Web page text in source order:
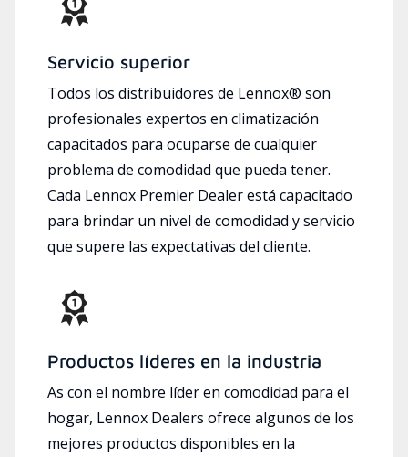
Servicio superior
Todos los distribuidores de Lennox® son
profesionales expertos en climatización
capacitados para ocuparse de cualquier
problema de comodidad que pueda tener.
Cada Lennox Premier Dealer está capacitado
para brindar un nivel de comodidad y servicio
que supere las expectativas del cliente.
Productos líderes en la industria
As con el nombre líder en comodidad para el
hogar, Lennox Dealers ofrece algunos de los
mejores productos disponibles en la